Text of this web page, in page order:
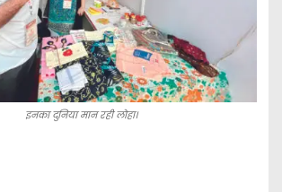
इनका दुनिया मान रही लोहा।